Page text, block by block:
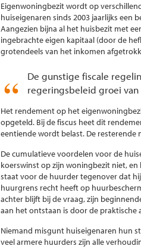
Eigenwoningbezit wordt op
huiseigenaren sinds 2003 jaarlijks een
Aangezien bijna al het huisbezit met
ingebrachte eigen kapitaal (door de
grotendeels van het inkomen
De gunstige fiscale
regeringsbeleid groei
Het rendement op het
opgeteld. Bij de fiscus heet dit
eentiende wordt belast. De
De cumulatieve voordelen voor de
koerswinst op zijn woningbezit niet,
staat voor de huurder tegenover dat
huurgrens recht heeft op
achter blijft bij de vraag, zijn
aan het ontstaan is door de
Niemand misgunt huiseigenaren hun
veel armere huurders zijn alle